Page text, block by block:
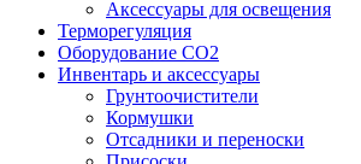
Аксессуары для освещения
Терморегуляция
Оборудование CO2
Инвентарь и аксессуары
Грунтоочистители
Кормушки
Отсадники и переноски